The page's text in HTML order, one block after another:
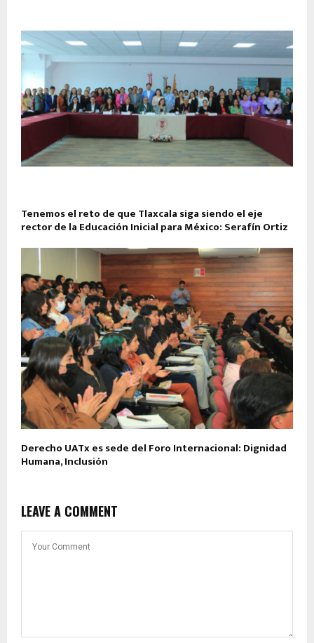
Tenemos el reto de que Tlaxcala siga siendo el eje
rector de la Educación Inicial para México: Serafín Ortiz
Derecho UATx es sede del Foro Internacional: Dignidad
Humana, Inclusión
LEAVE A COMMENT